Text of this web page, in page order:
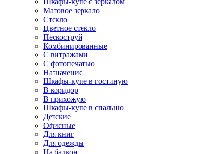
Шкафы-купе с зеркалом
Матовое зеркало
Стекло
Цветное стекло
Пескоструй
Комбинированные
С витражами
С фотопечатью
Назначение
Шкафы-купе в гостиную
В коридор
В прихожую
Шкафы-купе в спальню
Детские
Офисные
Для книг
Для одежды
На балкон